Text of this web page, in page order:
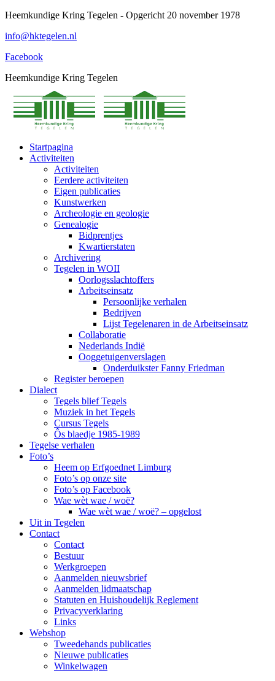
Spring
content
Heemkundige Kring Tegelen - Opgericht 20 november 1978
info@hktegelen.nl
Facebook
Heemkundige Kring Tegelen
Startpagina
Activiteiten
Activiteiten
Eerdere activiteiten
Eigen publicaties
Kunstwerken
Archeologie en geologie
Genealogie
Bidprentjes
Kwartierstaten
Archivering
Tegelen in WOII
Oorlogsslachtoffers
Arbeitseinsatz
Persoonlijke verhalen
Bedrijven
Lijst Tegelenaren in de Arbeitseinsatz
Collaboratie
Nederlands Indië
Ooggetuigenverslagen
Onderduikster Fanny Friedman
Register beroepen
Dialect
Tegels blief Tegels
Muziek in het Tegels
Cursus Tegels
Ôs blaedje 1985-1989
Tegelse verhalen
Foto’s
Heem op Erfgoednet Limburg
Foto’s op onze site
Foto’s op Facebook
Wae wèt wae / woë?
Wae wèt wae / woë? – opgelost
Uit in Tegelen
Contact
Contact
Bestuur
Werkgroepen
Aanmelden nieuwsbrief
Aanmelden lidmaatschap
Statuten en Huishoudelijk Reglement
Privacyverklaring
Links
Webshop
Tweedehands publicaties
Nieuwe publicaties
Winkelwagen